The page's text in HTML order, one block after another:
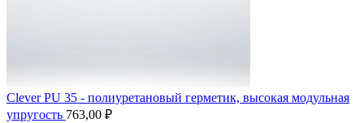
Clever PU 35 - полиуретановый герметик, высокая модульная
упругость 763,00 ₽